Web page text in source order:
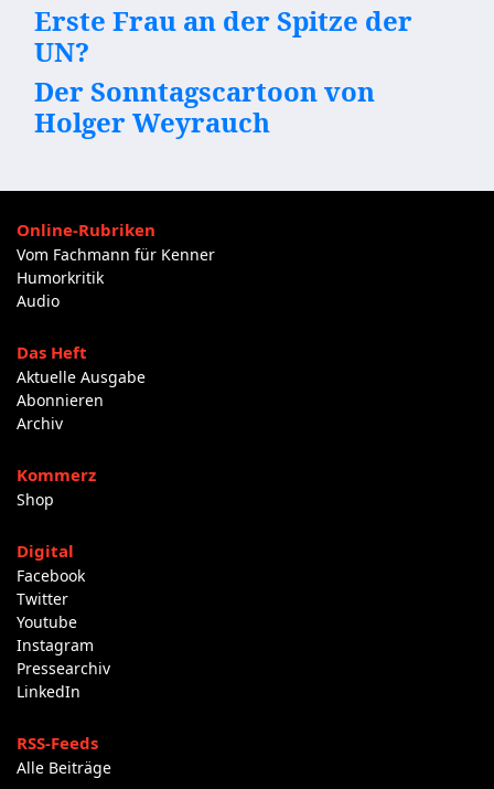
Erste Frau an der Spitze der
UN?
Der Sonntagscartoon von
Holger Weyrauch
Online-Rubriken
Vom Fachmann für Kenner
Humorkritik
Audio
Das Heft
Aktuelle Ausgabe
Abonnieren
Archiv
Kommerz
Shop
Digital
Facebook
Twitter
Youtube
Instagram
Pressearchiv
LinkedIn
RSS-Feeds
Alle Beiträge